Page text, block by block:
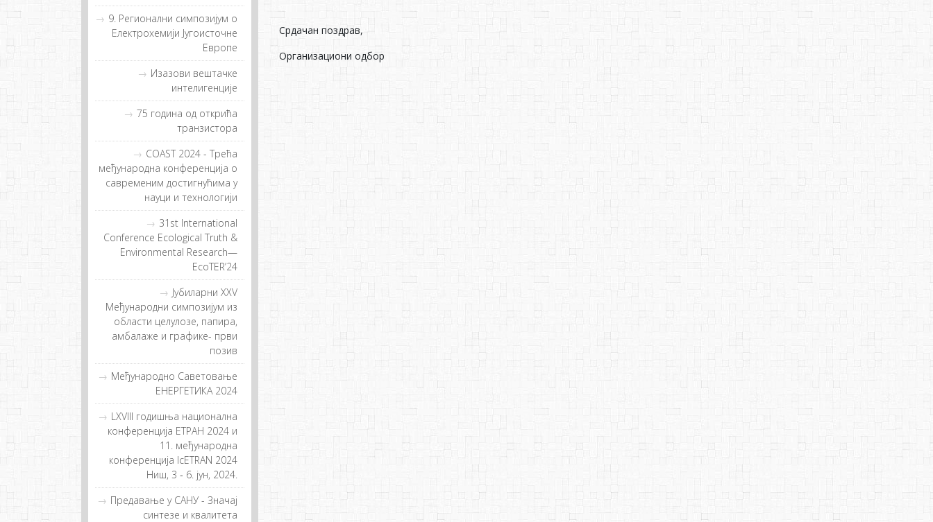
9. Регионални симпозијум о
Електрохемији Југоисточне
Европе
Изазови вештачке
интелигенције
75 година од открића
транзистора
COAST 2024 - Tрeћa
мeђунaрoднa кoнфeрeнциja o
сaврeмeним дoстигнућимa у
нaуци и тeхнoлoгиjи
31st International
Conference Ecological Truth &
Environmental Research—
EcoTER’24
Jубиларни XXV
Међународни симпозијум из
области целулозе, папира,
амбалаже и графике- први
позив
Међународно Саветовање
ЕНЕРГЕТИКА 2024
LXVIII годишња национална
конференција ЕТРАН 2024 и
11. међународна
конференција IcETRAN 2024
Ниш, 3 ‐ 6. јун, 2024.
Предавање у САНУ - Значај
синтезе и квалитета
Срдачан поздрав,
Организациони одбор